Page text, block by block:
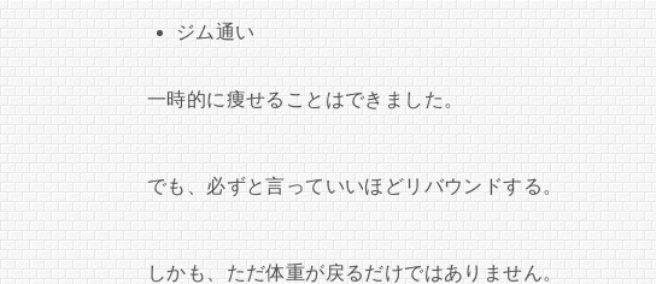
ジム通い
一時的に痩せることはできました。
でも、必ずと言っていいほどリバウンドする。
しかも、ただ体重が戻るだけではありません。